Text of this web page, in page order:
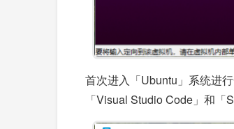
首次进入「Ubuntu」系统进
「Visual Studio Code」和「